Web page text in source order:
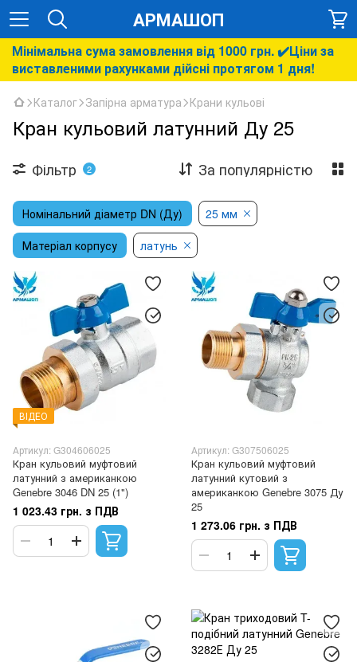
АРМАШОП
Мінімальна сума замовлення від 1000 грн. ✔️Ціни за
виставленими рахунками дійсні протягом 1 дня!
Каталог Запірна арматура Крани кульові
Кран кульовий латунний Ду 25
Фільтр 2 За популярністю
Номінальний діаметр DN (Ду)
25 мм
Матеріал корпусу
латунь
ВІДЕО
Артикул: G304606025
Кран кульовий муфтовий
латунний з американкою
Genebre 3046 DN 25 (1")
1 023.43 грн. з ПДВ
Артикул: G307506025
Кран кульовий муфтовий
латунний кутовий з
американкою Genebre 3075 Ду
25
1 273.06 грн. з ПДВ